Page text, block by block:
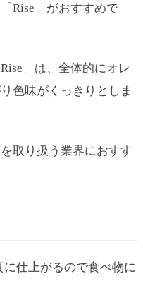
Rise」がおすすめで
」は、全体的にオレ
色味がくっきりとしま
取り扱う業界におすす
に仕上がるので食べ物に